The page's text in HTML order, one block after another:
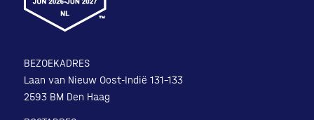
BEZOEKADRES
Laan van Nieuw Oost-Indië 131-133
2593 BM Den Haag